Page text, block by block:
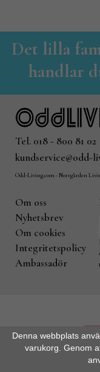
Det lilla
handlar
Tel. 018 - 800 81 02
kundservice@odd-
Odd-Living.com - Norrgården
Om oss
Nyhetsbrev
Om cookies
Integritetspolicy
Ambassadör
Denna webbplats
varukorg. Genom